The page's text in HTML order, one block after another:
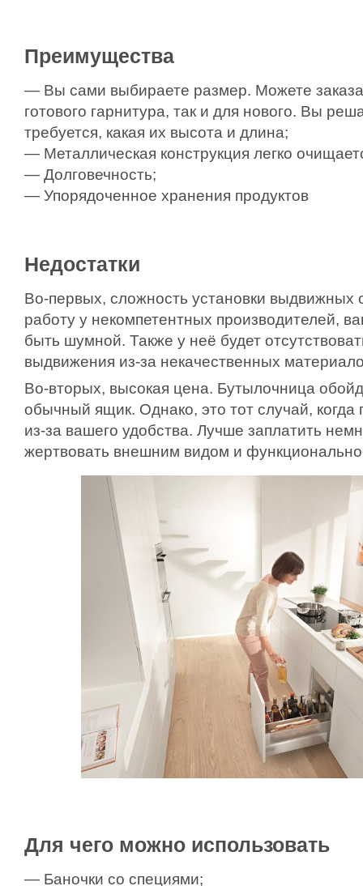
Преимущества
— Вы сами выбираете размер. Можете
готового гарнитура, так и для нового. Вы
требуется, какая их высота и длина;
— Металлическая конструкция легко
— Долговечность;
— Упорядоченное хранения продуктов
Недостатки
Во-первых, сложность установки выдвижных
работу у некомпетентных производителей,
быть шумной. Также у неё будет
выдвижения из-за некачественных
Во-вторых, высокая цена. Бутылочница
обычный ящик. Однако, это тот случай, когда
из-за вашего удобства. Лучше заплатить
жертвовать внешним видом и
Для чего можно использовать
— Баночки со специями;